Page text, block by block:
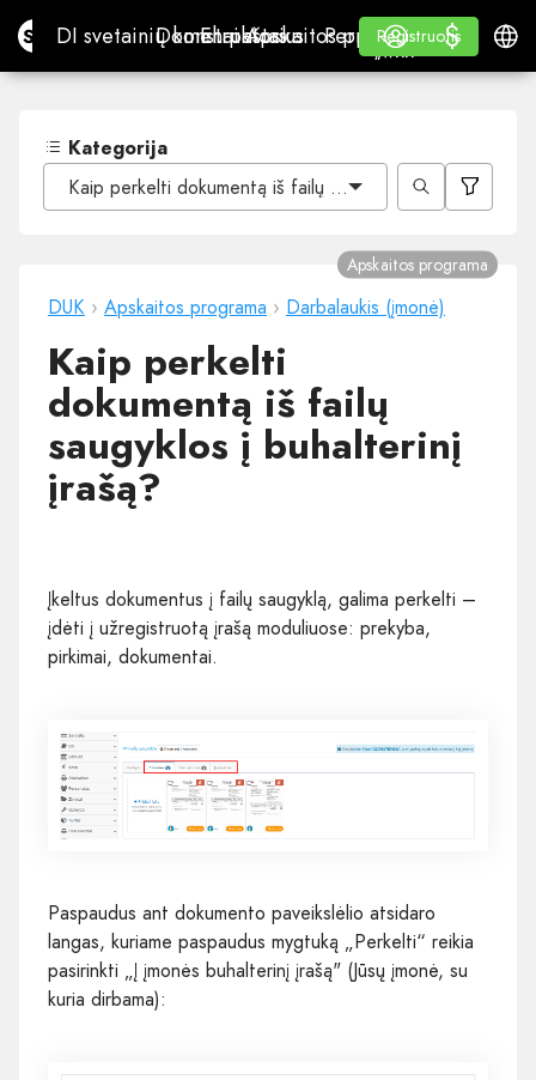
Site.proDI svetainių konstruktorius
DI svetainių konstruktorius
Domenai
DomenaiEl. paštas
El. paštasApskaitos programa
Apskaitos programa
Perpardavėjams
„WHITE LABEL“
Mokymasis
Mokymasis
Registruotis
Registruotis
Prisijungti
$
$
Kategorija
Kaip perkelti dokumentą iš failų saugyklos į buhalterinį
DUK › Apskaitos programa › Darbalaukis (įmonė)
Apskaitos programa
Kaip perkelti
dokumentą iš failų
saugyklos į buhalterinį
įrašą?
Įkeltus dokumentus į failų saugyklą, galima perkelti –
įdėti į užregistruotą įrašą moduliuose: prekyba,
pirkimai, dokumentai.
Paspaudus ant dokumento paveikslėlio atsidaro
langas, kuriame paspaudus mygtuką „Perkelti“ reikia
pasirinkti „Į įmonės buhalterinį įrašą" (Jūsų įmonė, su
kuria dirbama):